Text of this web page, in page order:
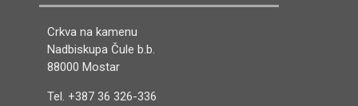
Crkva na kamenu
Nadbiskupa Čule b.b.
88000 Mostar
Tel. +387 36 326-336